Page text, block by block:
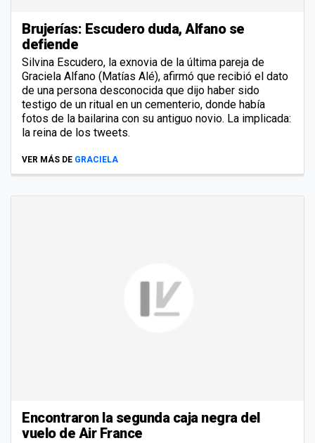
Brujerías: Escudero duda, Alfano se
defiende
Silvina Escudero, la exnovia de la última pareja de
Graciela Alfano (Matías Alé), afirmó que recibió el dato
de una persona desconocida que dijo haber sido
testigo de un ritual en un cementerio, donde había
fotos de la bailarina con su antiguo novio. La implicada:
la reina de los tweets.
VER MÁS DE GRACIELA
Encontraron la segunda caja negra del
vuelo de Air France